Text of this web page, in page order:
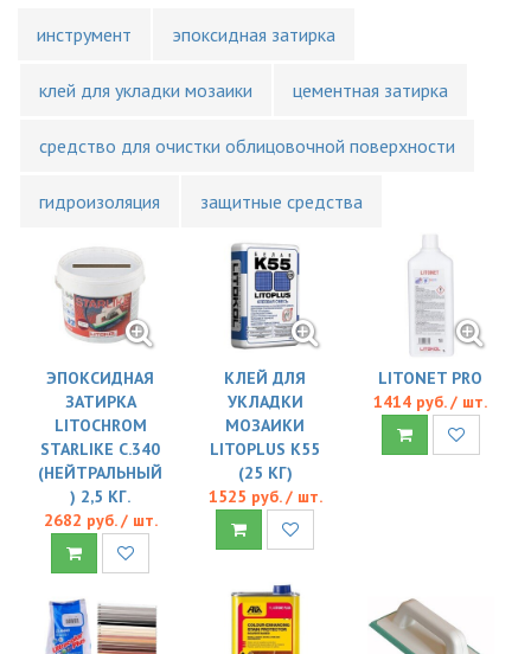
инструмент эпоксидная затирка
клей для укладки мозаики цементная затирка
средство для очистки облицовочной поверхности
гидроизоляция защитные средства
ЭПОКСИДНАЯ
ЗАТИРКА
LITOCHROM
STARLIKE C.340
(НЕЙТРАЛЬНЫЙ
) 2,5 КГ.
2682 руб. / шт.
КЛЕЙ ДЛЯ
УКЛАДКИ
МОЗАИКИ
LITOPLUS K55
(25 КГ)
1525 руб. / шт.
LITONET PRO
1414 руб. / шт.